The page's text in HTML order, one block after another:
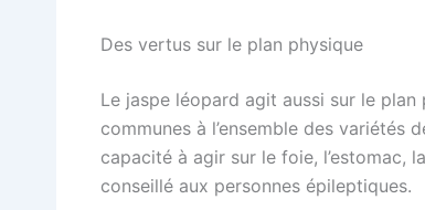
Des vertus sur le plan physique
Le jaspe léopard agit aussi sur le
communes à l’ensemble des variétés
capacité à agir sur le foie, l’estomac,
conseillé aux personnes épileptiques.